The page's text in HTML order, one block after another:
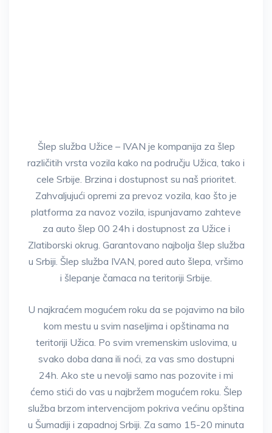
Šlep služba Užice – IVAN je kompanija za šlep
različitih vrsta vozila kako na području Užica, tako i
cele Srbije. Brzina i dostupnost su naš prioritet.
Zahvaljujući opremi za prevoz vozila, kao što je
platforma za navoz vozila, ispunjavamo zahteve
za auto šlep 00 24h i dostupnost za Užice i
Zlatiborski okrug. Garantovano najbolja šlep služba
u Srbiji. Šlep služba IVAN, pored auto šlepa, vršimo
i šlepanje čamaca na teritoriji Srbije.
U najkraćem mogućem roku da se pojavimo na bilo
kom mestu u svim naseljima i opštinama na
teritoriji Užica. Po svim vremenskim uslovima, u
svako doba dana ili noći, za vas smo dostupni
24h. Ako ste u nevolji samo nas pozovite i mi
ćemo stići do vas u najbržem mogućem roku. Šlep
služba brzom intervencijom pokriva većinu opština
u Šumadiji i zapadnoj Srbiji. Za samo 15-20 minuta